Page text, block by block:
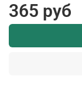
365 руб